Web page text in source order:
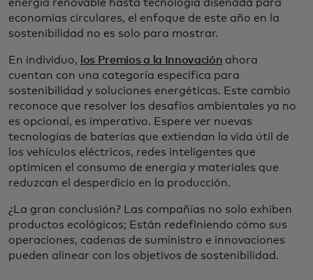
energía renovable hasta tecnología diseñada para
economías circulares, el enfoque de este año en la
sostenibilidad no es solo para mostrar.
En individuo, los Premios a la Innovación ahora
cuentan con una categoría específica para
sostenibilidad y soluciones energéticas. Este cambio
reconoce que resolver los desafíos ambientales ya no
es opcional, es imperativo. Espere ver nuevas
tecnologías de baterías que extiendan la vida útil de
los vehículos eléctricos, redes inteligentes que
optimicen el consumo de energía y materiales que
reduzcan el desperdicio en la producción.
¿La gran conclusión? Las compañías no solo exhiben
productos ecológicos; Están redefiniendo cómo sus
operaciones, cadenas de suministro e innovaciones
pueden alinear con los objetivos de sostenibilidad.